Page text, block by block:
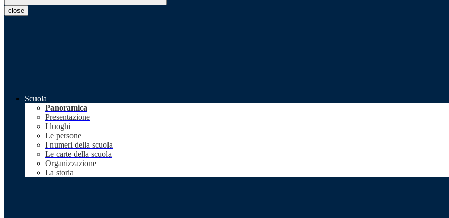
close
Scuola
Panoramica
Presentazione
I luoghi
Le persone
I numeri della scuola
Le carte della scuola
Organizzazione
La storia